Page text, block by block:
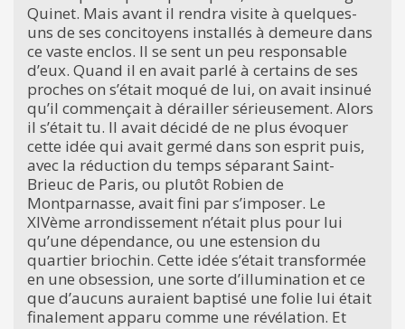
Quinet. Mais avant il rendra visite à quelques-
uns de ses concitoyens installés à demeure dans
ce vaste enclos. Il se sent un peu responsable
d’eux. Quand il en avait parlé à certains de ses
proches on s’était moqué de lui, on avait insinué
qu’il commençait à dérailler sérieusement. Alors
il s’était tu. Il avait décidé de ne plus évoquer
cette idée qui avait germé dans son esprit puis,
avec la réduction du temps séparant Saint-
Brieuc de Paris, ou plutôt Robien de
Montparnasse, avait fini par s’imposer. Le
XIVème arrondissement n’était plus pour lui
qu’une dépendance, ou une estension du
quartier briochin. Cette idée s’était transformée
en une obsession, une sorte d’illumination et ce
que d’aucuns auraient baptisé une folie lui était
finalement apparu comme une révélation. Et